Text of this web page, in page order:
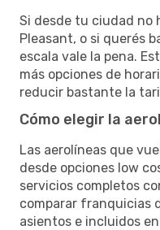
Si desde tu ciudad no
Pleasant, o si querés
escala vale la pena.
más opciones de
reducir bastante la
Cómo elegir la
Las aerolíneas que
desde opciones low
servicios completos
comparar franquicias
asientos e incluidos